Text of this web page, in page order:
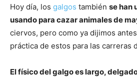
Hoy día, los galgos también se han
usando para cazar animales de
ciervos, pero como ya dijimos
práctica de estos para las carreras
El físico del galgo es largo,